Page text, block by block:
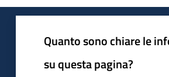
Quanto sono chiare le
su questa pagina?